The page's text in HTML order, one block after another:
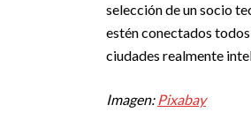
selección de un socio
estén conectados
ciudades realmente
Imagen: Pixabay